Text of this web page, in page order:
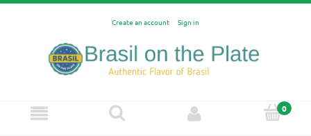
Create an account Sign in